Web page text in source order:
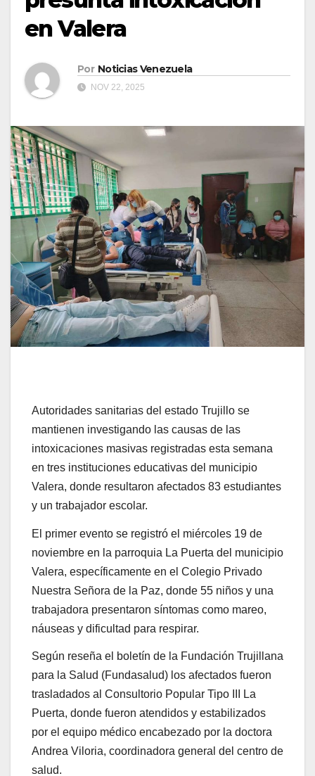
en Valera
Por Noticias Venezuela
NOV 22, 2025
Autoridades sanitarias del estado Trujillo se
mantienen investigando las causas de las
intoxicaciones masivas registradas esta semana
en tres instituciones educativas del municipio
Valera, donde resultaron afectados 83 estudiantes
y un trabajador escolar.
El primer evento se registró el miércoles 19 de
noviembre en la parroquia La Puerta del municipio
Valera, específicamente en el Colegio Privado
Nuestra Señora de la Paz, donde 55 niños y una
trabajadora presentaron síntomas como mareo,
náuseas y dificultad para respirar.
Según reseña el boletín de la Fundación Trujillana
para la Salud (Fundasalud) los afectados fueron
trasladados al Consultorio Popular Tipo III La
Puerta, donde fueron atendidos y estabilizados
por el equipo médico encabezado por la doctora
Andrea Viloria, coordinadora general del centro de
salud.